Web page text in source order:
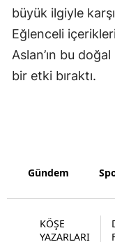
büyük ilgiyle
Eğlenceli
Aslan’ın bu
bir etki bıraktı.
Gündem
KÖŞE
YAZARLARI